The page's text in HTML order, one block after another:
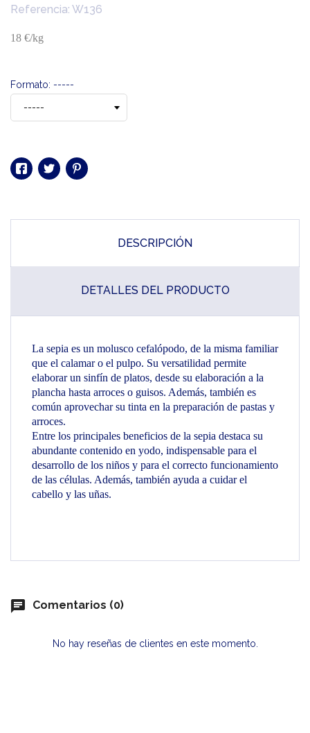
Referencia: W136
18 €/kg
Formato: -----
DESCRIPCIÓN
DETALLES DEL PRODUCTO
La sepia es un molusco cefalópodo, de la misma familiar
que el calamar o el pulpo. Su versatilidad permite
elaborar un sinfín de platos, desde su elaboración a la
plancha hasta arroces o guisos. Además, también es
común aprovechar su tinta en la preparación de pastas y
arroces.
Entre los principales beneficios de la sepia destaca su
abundante contenido en yodo, indispensable para el
desarrollo de los niños y para el correcto funcionamiento
de las células. Además, también ayuda a cuidar el
cabello y las uñas.
chat Comentarios (0)
No hay reseñas de clientes en este momento.